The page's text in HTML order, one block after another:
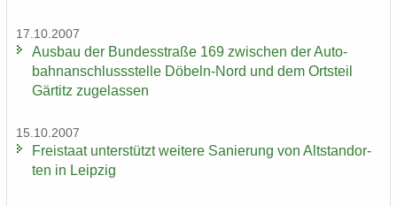
17.10.2007
Aus­bau der Bun­des­stra­ße 169 zwi­schen der Au­to­
bahn­an­schluss­stel­le Döbeln-​Nord und dem Orts­teil
Gär­titz zu­ge­las­sen
15.10.2007
Frei­staat un­ter­stützt wei­te­re Sa­nie­rung von Alt­stand­or­
ten in Leip­zig